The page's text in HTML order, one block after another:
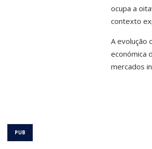
ocupa a
contexto
A evolução
económica
mercados